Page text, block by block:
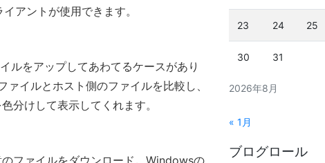
アントが使用できます。
ルをアップしてあわてるケースがあり
イルとホスト側のファイルを比較し、
分けして表示してくれます。
ファイルをダウンロード。Windowsの
2026年8月
23 24 25
30 31
« 1月
ブログロール